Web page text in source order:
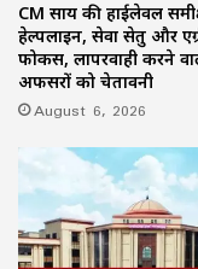
CM साय की हाईलेवल
हेल्पलाइन, सेवा सेतु और
फोकस, लापरवाही करने
अफसरों को चेतावनी
August 6, 2026